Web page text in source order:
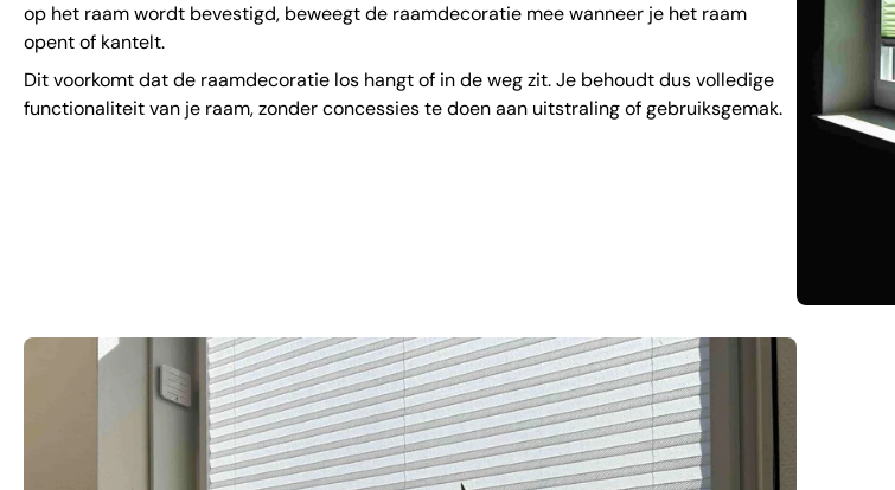
op het raam wordt bevestigd, beweegt de raamdecoratie mee wanneer je het raam
opent of kantelt.
Dit voorkomt dat de raamdecoratie los hangt of in de weg zit. Je behoudt dus volledige
functionaliteit van je raam, zonder concessies te doen aan uitstraling of gebruiksgemak.